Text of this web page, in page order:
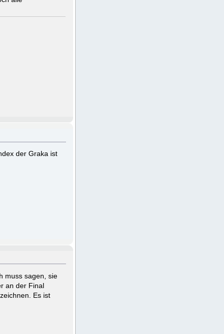
der Graka ist
muss sagen, sie
an der Final
Es ist